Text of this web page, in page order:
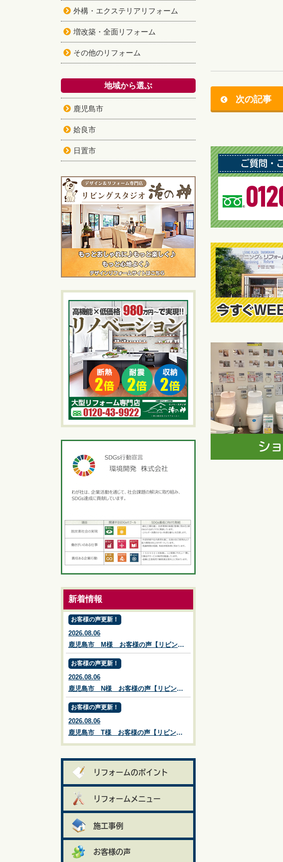
次の記事
ご質問・
外構・エクステリアリフォーム
増改築・全面リフォーム
その他のリフォーム
地域から選ぶ
鹿児島市
姶良市
日置市
新着情報
お客様の声更新！
2026.08.06
鹿児島市 M様 お客様の声【リビングプラザ滝の神】鹿児島市・リフォーム・塗装・外構・造園
お客様の声更新！
2026.08.06
鹿児島市 N様 お客様の声【リビングプラザ滝の神】鹿児島市・リフォーム・塗装・外構・造園
お客様の声更新！
2026.08.06
鹿児島市 T様 お客様の声【リビングプラザ滝の神】鹿児島市・リフォーム・塗装・外構・造園
リフォームのポイント
リフォームメニュー
施工事例
お客様の声